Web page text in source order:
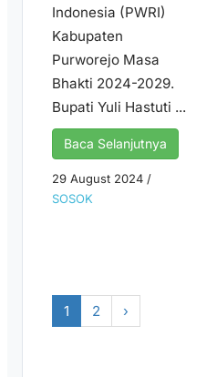
Indonesia (PWRI)
Kabupaten
Purworejo Masa
Bhakti 2024-2029.
Bupati Yuli Hastuti ...
Baca Selanjutnya
29 August 2024 /
SOSOK
1 2 ›